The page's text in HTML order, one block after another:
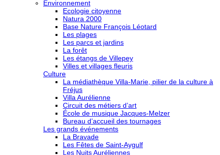
Environnement
Ecologie citoyenne
Natura 2000
Base Nature François Léotard
Les plages
Les parcs et jardins
La forêt
Les étangs de Villepey
Villes et villages fleuris
Culture
La médiathèque Villa-Marie, pilier de la culture à
Fréjus
Villa Aurélienne
Circuit des métiers d’art
École de musique Jacques-Melzer
Bureau d’accueil des tournages
Les grands événements
La Bravade
Les Fêtes de Saint-Aygulf
Les Nuits Auréliennes